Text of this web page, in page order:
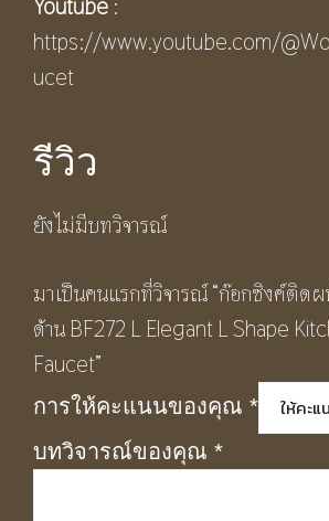
Youtube :
https://www.youtube.com/
ucet
รีวิว
ยังไม่มีบทวิจารณ์
มาเป็นคนแรกที่วิจารณ์ “ก๊อกซิงค์ติด
ด้าน BF272 L Elegant L Shape
Faucet”
การให้คะแนนของคุณ *
บทวิจารณ์ของคุณ *